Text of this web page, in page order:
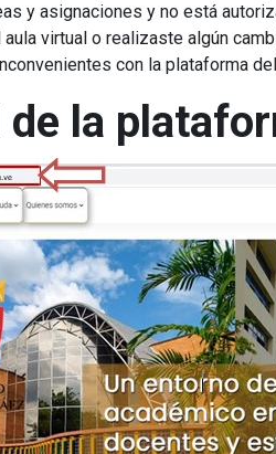
y asignaciones y no está
virtual o realizaste algún
con la plataforma
la